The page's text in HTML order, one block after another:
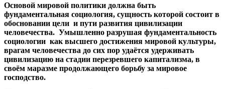
Основой мировой политики должна быть
фундаментальная социология, сущность которой состоит в
обосновании цели и пути развития цивилизации
человечества. Умышленно разрушая фундаментальность
социологии как высшего достижения мировой культуры,
врагам человечества до сих пор удаётся удерживать
цивилизацию на стадии перезревшего капитализма, в
своём маразме продолжающего борьбу за мировое
господство.